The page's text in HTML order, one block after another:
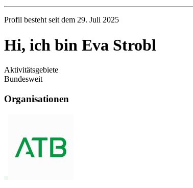
Profil besteht seit dem 29. Juli 2025
Hi, ich bin Eva Strobl
Aktivitätsgebiete
Bundesweit
Organisationen